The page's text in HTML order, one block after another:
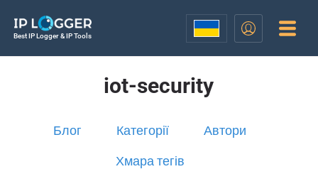
Best IP Logger & IP Tools
iot-security
Блог Категорії Автори
Хмара тегів